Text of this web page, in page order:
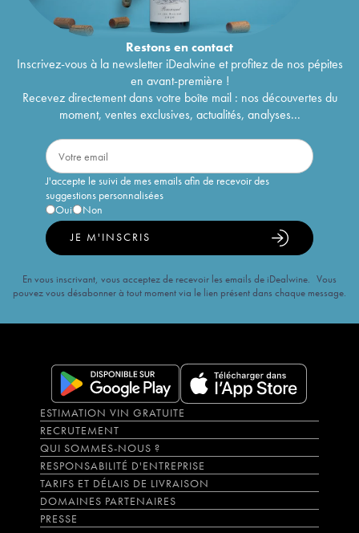
Restons encontact
Inscrivez-vous à la newsletter iDealwine et profitez de nos pépites
en avant-première !
Recevez directement dans votre boîte mail : nos découvertes du
moment, ventes exclusives, actualités, analyses...
J'accepte le suivi de mes emails afin de recevoir des
suggestions personnalisées
Oui
Non
JE M'INSCRIS
En vous inscrivant, vous acceptez de recevoir les emails de iDealwine. Vous
pouvez vous désabonner à tout moment via le lien présent dans chaque message.
ESTIMATION VIN GRATUITE
RECRUTEMENT
QUI SOMMES-NOUS ?
RESPONSABILITÉ D'ENTREPRISE
TARIFS ET DÉLAIS DE LIVRAISON
DOMAINES PARTENAIRES
PRESSE